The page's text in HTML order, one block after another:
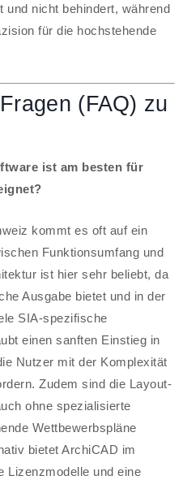
nicht behindert, während
für die hochstehende
(FAQ) zu
ist am besten für
kommt es oft auf ein
Funktionsumfang und
ist hier sehr beliebt, da
Ausgabe bietet und in der
SIA-spezifische
einen sanften Einstieg in
Nutzer mit der Komplexität
Zudem sind die Layout-
ohne spezialisierte
Wettbewerbspläne
bietet ArchiCAD im
Lizenzmodelle und eine